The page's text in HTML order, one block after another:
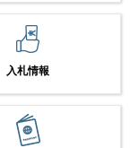
入札情報